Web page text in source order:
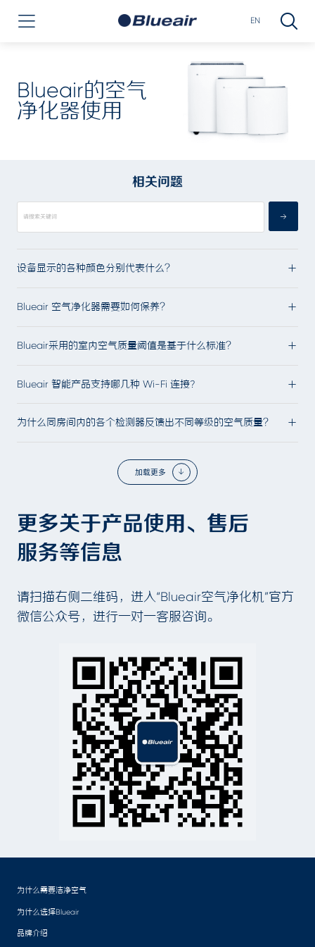
EN
Blueair的空气
净化器使用
相关问题
设备显示的各种颜色分别代表什么？
Blueair 空气净化器需要如何保养？
Blueair采用的室内空气质量阈值是基于什么标准？
Blueair 智能产品支持哪几种 Wi-Fi 连接?
为什么同房间内的各个检测器反馈出不同等级的空气质量？
加载更多
更多关于产品使用、售后
服务等信息
请扫描右侧二维码，进入“Blueair空气净化机”官方
微信公众号，进行一对一客服咨询。
为什么需要洁净空气
为什么选择Blueair
品牌介绍